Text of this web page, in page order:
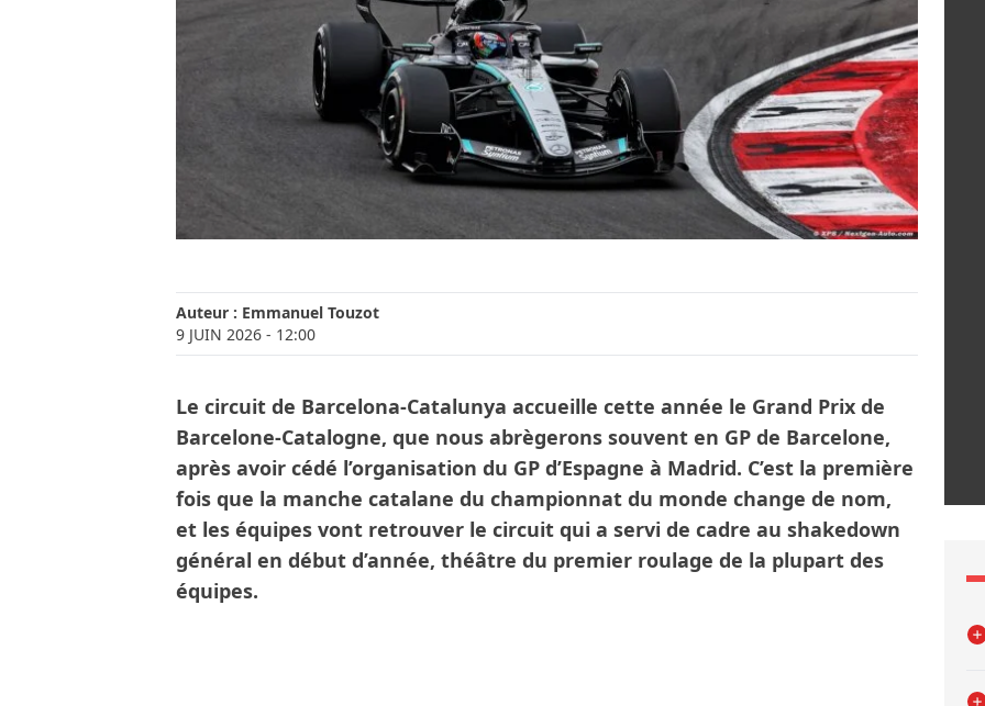
Auteur : Emmanuel Touzot
9 JUIN 2026 - 12:00
Le circuit de Barcelona-Catalunya accueille cette année le Grand Prix de
Barcelone-Catalogne, que nous abrègerons souvent en GP de Barcelone,
après avoir cédé l’organisation du GP d’Espagne à Madrid. C’est la première
fois que la manche catalane du championnat du monde change de nom,
et les équipes vont retrouver le circuit qui a servi de cadre au shakedown
général en début d’année, théâtre du premier roulage de la plupart des
équipes.